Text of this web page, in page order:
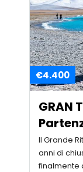
€4.400
GRAN
Il Grande
anni di
finalmente